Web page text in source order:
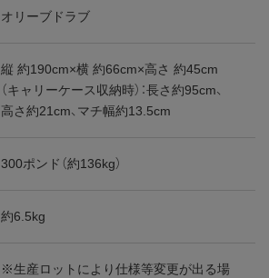
オリーブドラブ
縦 約190cm×横 約66cm×高さ 約45cm
（キャリーケース収納時）：長さ約95cm、
高さ約21cm、マチ幅約13.5cm
300ポンド（約136kg）
約6.5kg
※生産ロットにより仕様等変更が出る場